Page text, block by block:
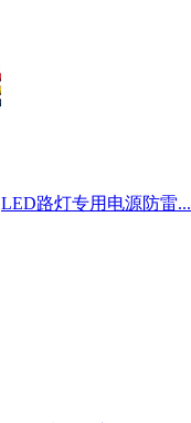
LED路灯专用电源防雷...